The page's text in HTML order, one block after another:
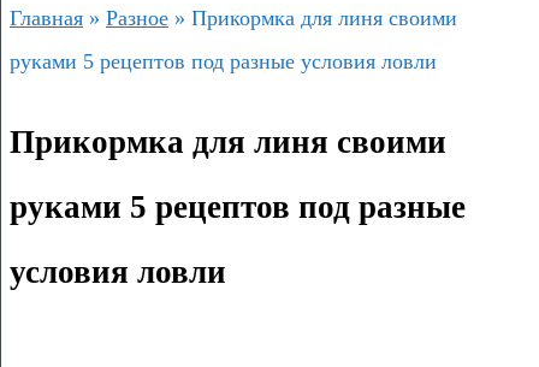
Главная » Разное » Прикормка для линя своими
руками 5 рецептов под разные условия ловли
Прикормка для линя своими
руками 5 рецептов под разные
условия ловли